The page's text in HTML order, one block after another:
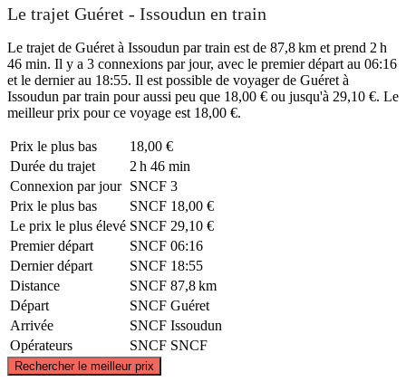
Le trajet Guéret - Issoudun en train
Le trajet de Guéret à Issoudun par train est de 87,8 km et prend 2 h
46 min. Il y a 3 connexions par jour, avec le premier départ au 06:16
et le dernier au 18:55. Il est possible de voyager de Guéret à
Issoudun par train pour aussi peu que 18,00 € ou jusqu'à 29,10 €. Le
meilleur prix pour ce voyage est 18,00 €.
Prix ​​le plus bas
18,00 €
Durée du trajet
2 h 46 min
Connexion par jour SNCF 3
Prix ​​le plus bas
SNCF 18,00 €
Le prix le plus élevé SNCF 29,10 €
Premier départ
SNCF 06:16
Dernier départ
SNCF 18:55
Distance
SNCF 87,8 km
Départ
SNCF Guéret
Arrivée
SNCF Issoudun
Opérateurs
SNCF SNCF
Rechercher le meilleur prix